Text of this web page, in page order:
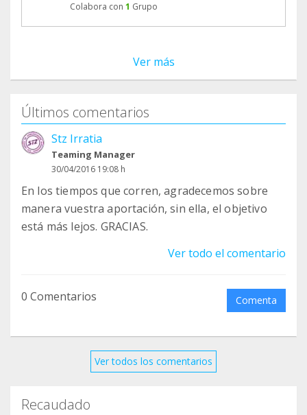
Colabora con 1 Grupo
Ver más
Últimos comentarios
Stz Irratia
Teaming Manager
30/04/2016 19:08 h
En los tiempos que corren, agradecemos sobre
manera vuestra aportación, sin ella, el objetivo
está más lejos. GRACIAS.
Ver todo el comentario
0 Comentarios Comenta
Ver todos los comentarios
Recaudado